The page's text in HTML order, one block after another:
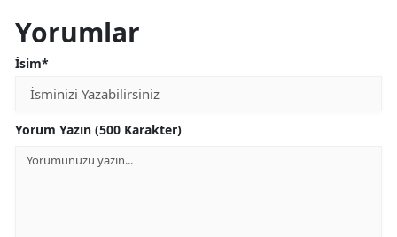
Yorumlar
İsim*
Yorum Yazın (500 Karakter)